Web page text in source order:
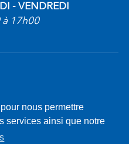
nous permettre
services ainsi que notre
- VENDREDI
à 17h00